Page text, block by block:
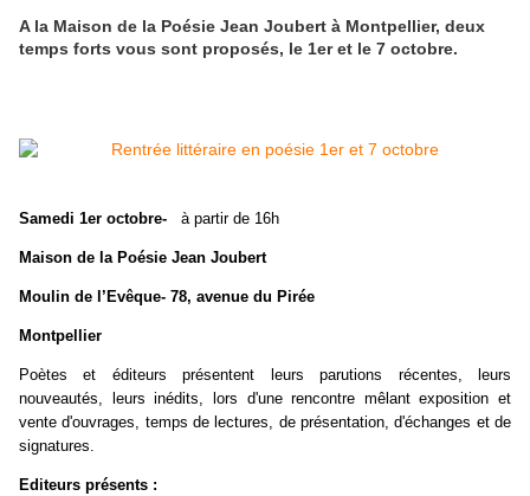
A la Maison de la Poésie Jean Joubert à Montpellier, deux
temps forts vous sont proposés, le 1er et le 7 octobre.
Samedi 1er octobre- à partir de 16h
Maison de la Poésie Jean Joubert
Moulin de l’Evêque- 78, avenue du Pirée
Montpellier
Poètes et éditeursprésentent leurs parutions récentes, leurs
nouveautés, leurs inédits, lors d'une rencontre mêlant exposition et
vente d'ouvrages, temps de lectures, de présentation, d'échanges et de
signatures.
Editeurs présents :